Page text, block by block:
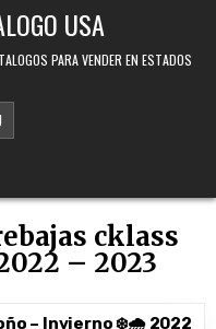
USA
PARA VENDER EN ESTADOS
cklass
– 2023
– Invierno ❄️🌧️ 2022